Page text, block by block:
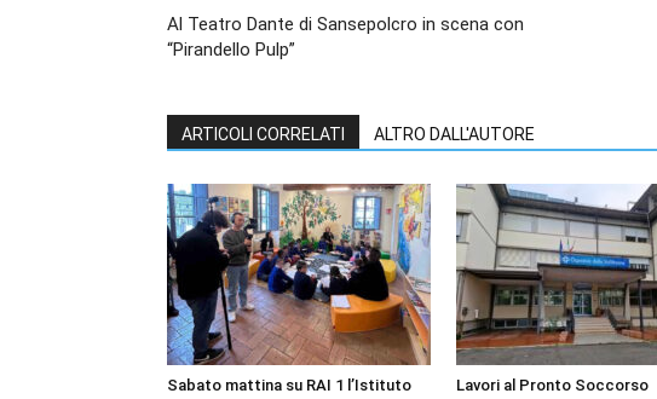
Al Teatro Dante di Sansepolcro in scena con
“Pirandello Pulp”
ARTICOLI CORRELATI ALTRO DALL'AUTORE
Sabato mattina su RAI 1 l’Istituto
Lavori al Pronto Soccorso